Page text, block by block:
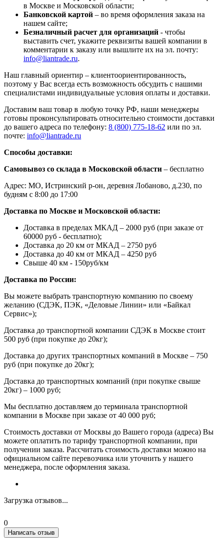
в Москве и Московской области;
Банковской картой – во время оформления заказа на
нашем сайте;
Безналичный расчет для организаций - чтобы
выставить счет, укажите реквизиты вашей компании в
комментарии к заказу или вышлите их на эл. почту:
info@liantrade.ru.
Наш главный ориентир – клиентоориентированность,
поэтому у Вас всегда есть возможность обсудить с нашими
специалистами индивидуальные условия оплаты и доставки.
Доставим ваш товар в любую точку РФ, наши менеджеры
готовы проконсультировать относительно стоимости доставки
до вашего адреса по телефону: 8 (800) 775-18-62 или по эл.
почте: info@liantrade.ru
Способы доставки:
Самовывоз со склада в Московской области – бесплатно
Адрес: МО, Истринский р-он, деревня Лобаново, д.230, по
будням с 8:00 до 17:00
Доставка по Москве и Московской области:
Доставка в пределах МКАД – 2000 руб (при заказе от
60000 руб - бесплатно);
Доставка до 20 км от МКАД – 2750 руб
Доставка до 40 км от МКАД – 4250 руб
Свыше 40 км - 150руб/км
Доставка по России:
Вы можете выбрать транспортную компанию по своему
желанию (СДЭК, ПЭК, «Деловые Линии» или «Байкал
Сервис»);
Доставка до транспортной компании СДЭК в Москве стоит
500 руб (при покупке до 20кг);
Доставка до других транспортных компаний в Москве – 750
руб (при покупке до 20кг);
Доставка до транспортных компаний (при покупке свыше
20кг) – 1000 руб;
Мы бесплатно доставляем до терминала транспортной
компании в Москве при заказе от 40 000 руб;
Стоимость доставки от Москвы до Вашего города (адреса) Вы
можете оплатить по тарифу транспортной компании, при
получении заказа. Рассчитать стоимость доставки можно на
официальном сайте перевозчика или уточнить у нашего
менеджера, после оформления заказа.
Загрузка отзывов...
0
Написать отзыв